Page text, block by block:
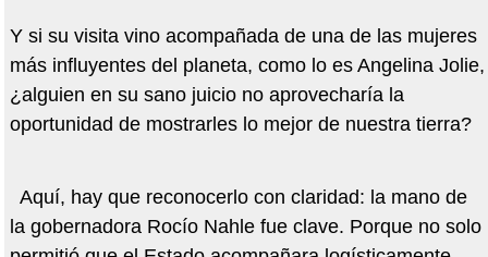
Y si su visita vino acompañada de una de las mujeres
más influyentes del planeta, como lo es Angelina Jolie,
¿alguien en su sano juicio no aprovecharía la
oportunidad de mostrarles lo mejor de nuestra tierra?
Aquí, hay que reconocerlo con claridad: la mano de
la gobernadora Rocío Nahle fue clave. Porque no solo